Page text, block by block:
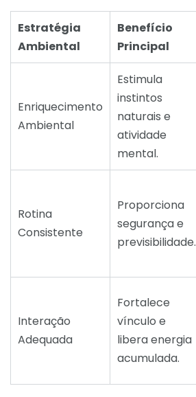
Estratégia
Ambiental
Benefício
Principal
Enriquecimento
Ambiental
Estimula
instintos
naturais e
atividade
mental.
Rotina
Consistente
Proporciona
segurança e
previsibilidade.
Interação
Adequada
Fortalece
vínculo e
libera energia
acumulada.